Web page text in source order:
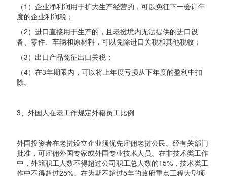
（1）企业净利润用于扩大生产经营的，可以免征下一会计年
度的企业利润税；
（2）进口直接用于生产的，且老挝境内无法提供的进口设
备、零件、车辆和原材料，可以免除进口关税和其他税收；
（3）出口产品免征出口关税；
（4）在3年期限内，可以将上年度亏损从下年度的盈利中扣
除。
3、外国人在老工作规定外籍员工比例
外国投资者在老挝设立企业须优先雇佣老挝公民。经有关部门
批准，可雇佣外国专家或外国专业技术人员。在非技术类工作
中，外籍职工人数不得超过公司职工总人数的15%，技术类工
作中不得超过25%。在为期不超过5年的政府重点工程大型项